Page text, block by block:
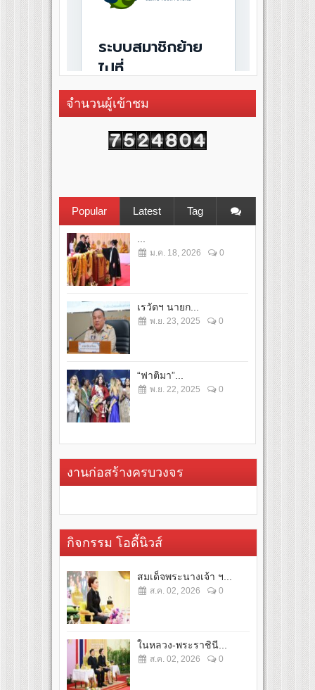
จำนวนผู้เข้าชม
Popular Latest Tag
ม.ค. 18, 2026 0
เรวัตฯ นายก...
พ.ย. 23, 2025 0
“ฟาติมา”...
พ.ย. 22, 2025 0
งานก่อสร้างครบวงจร
กิจกรรม โอดี้นิวส์
สมเด็จพระนางเจ้า ฯ...
ส.ค. 02, 2026 0
ในหลวง-พระราชินี...
ส.ค. 02, 2026 0